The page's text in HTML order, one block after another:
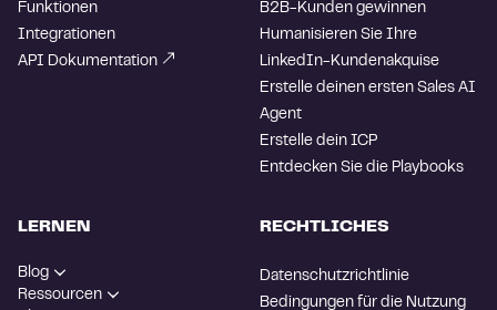
Funktionen
Integrationen
API Dokumentation
B2B-Kunden gewinnen
Humanisieren Sie Ihre
LinkedIn-Kundenakquise
Erstelle deinen ersten Sales AI
Agent
Erstelle dein ICP
Entdecken Sie die Playbooks
LERNEN
Blog
Ressourcen
RECHTLICHES
Datenschutzrichtlinie
Bedingungen für die Nutzung